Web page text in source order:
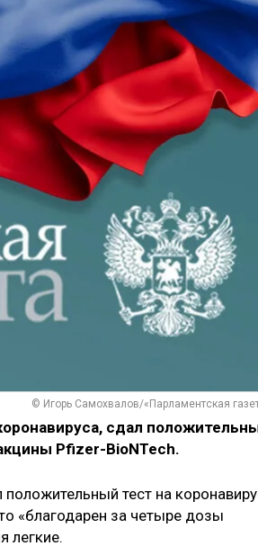
© Игорь Самохвалов/«Парламентская
сдал
Pfizer-BioNTech.
тест на
«благодарен за четыре дозы
легкие.